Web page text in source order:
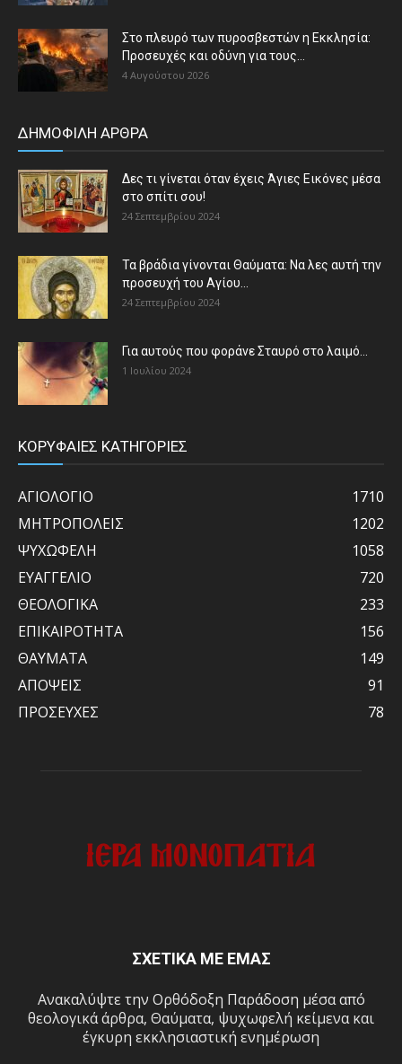
Στο πλευρό των πυροσβεστών η Εκκλησία:
Προσευχές και οδύνη για τους...
4 Αυγούστου 2026
ΔΗΜΟΦΙΛΗ ΑΡΘΡΑ
Δες τι γίνεται όταν έχεις Άγιες Εικόνες μέσα
στο σπίτι σου!
24 Σεπτεμβρίου 2024
Τα βράδια γίνονται Θαύματα: Να λες αυτή την
προσευχή του Αγίου...
24 Σεπτεμβρίου 2024
Για αυτούς που φοράνε Σταυρό στο λαιμό…
1 Ιουλίου 2024
ΚΟΡΥΦΑΙΕΣ ΚΑΤΗΓΟΡΙΕΣ
ΑΓΙΟΛΟΓΙΟ
1710
ΜΗΤΡΟΠΟΛΕΙΣ
1202
ΨΥΧΩΦΕΛΗ
1058
ΕΥΑΓΓΕΛΙΟ
720
ΘΕΟΛΟΓΙΚΑ
233
ΕΠΙΚΑΙΡΟΤΗΤΑ
156
ΘΑΥΜΑΤΑ
149
ΑΠΟΨΕΙΣ
91
ΠΡΟΣΕΥΧΕΣ
78
ΣΧΕΤΙΚΑ ΜΕ ΕΜΑΣ
Ανακαλύψτε την Ορθόδοξη Παράδοση μέσα από
θεολογικά άρθρα, Θαύματα, ψυχωφελή κείμενα και
έγκυρη εκκλησιαστική ενημέρωση